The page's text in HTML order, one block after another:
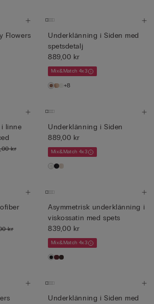
Flowers
Underklänning i Siden med
spetsdetalj
889,00 kr
Mix&Match 4x3
+8
linne
kr
Underklänning i Siden
889,00 kr
Mix&Match 4x3
kr
Asymmetrisk underklänning i
viskossatin med spets
839,00 kr
Mix&Match 4x3
Underklänning i Siden med